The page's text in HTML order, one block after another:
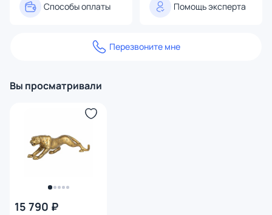
Способы оплаты Помощь эксперта
Перезвоните мне
Вы просматривали
15 790 ₽